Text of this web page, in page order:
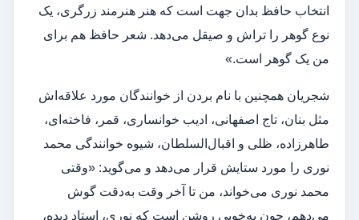
انتخاب حافظ بدان جهت است که هنر هنرمند زرگری، یک
نوع گوهر را تراش و صیقل می‌دهد. شعر حافظ هم برای
من یک گوهر است.»
شجریان همچنین با نام بردن از خوانندگان مورد علاقه‌اش
مثل بنان، تاج اصفهانی، ادیب خوانساری، قمر، فاخته‌ای،
طاهرزاده، ظلی و اقبال‌السلطان، شیوه خوانندگی محمد
نوری را مورد ستایش قرار می‌دهد و می‌گوید: «وقتی
محمد نوری می‌خواند، من تا آخر وقت به‌دقت گوش
می‌دهم، چون به‌خوبی روشن است که نوری، استاد دیده،